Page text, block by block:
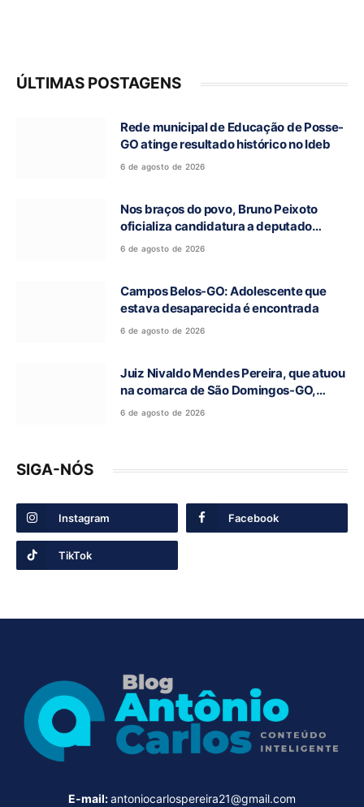
ÚLTIMAS POSTAGENS
Rede municipal de Educação de Posse-
GO atinge resultado histórico no Ideb
6 de agosto de 2026
Nos braços do povo, Bruno Peixoto
oficializa candidatura a deputado
federal em convenção do União Brasil
6 de agosto de 2026
Campos Belos-GO: Adolescente que
estava desaparecida é encontrada
6 de agosto de 2026
Juiz Nivaldo Mendes Pereira, que atuou
na comarca de São Domingos-GO,
morre aos 62 anos
6 de agosto de 2026
SIGA-NÓS
Instagram Facebook
TikTok
E-mail:antoniocarlospereira21@gmail.com